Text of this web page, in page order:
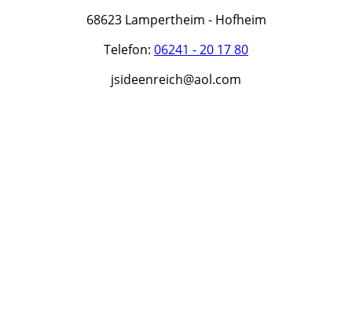
68623 Lampertheim - Hofheim
Telefon: 06241 - 20 17 80
jsideenreich@aol.com